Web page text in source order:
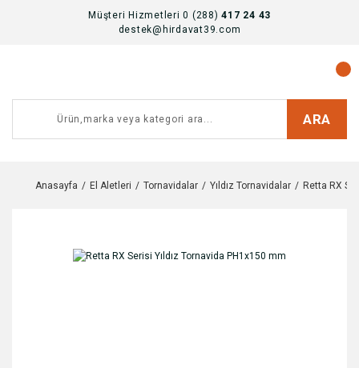
Müşteri Hizmetleri 0 (288)417 24 43
destek@hirdavat39.com
ARA
Anasayfa El Aletleri Tornavidalar Yıldız Tornavidalar Retta RX